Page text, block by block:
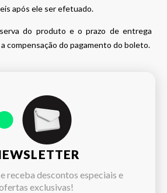
após ele ser efetuado.
do produto e o prazo de entrega
compensação do pagamento do boleto.
receba descontos especiais e
exclusivas!